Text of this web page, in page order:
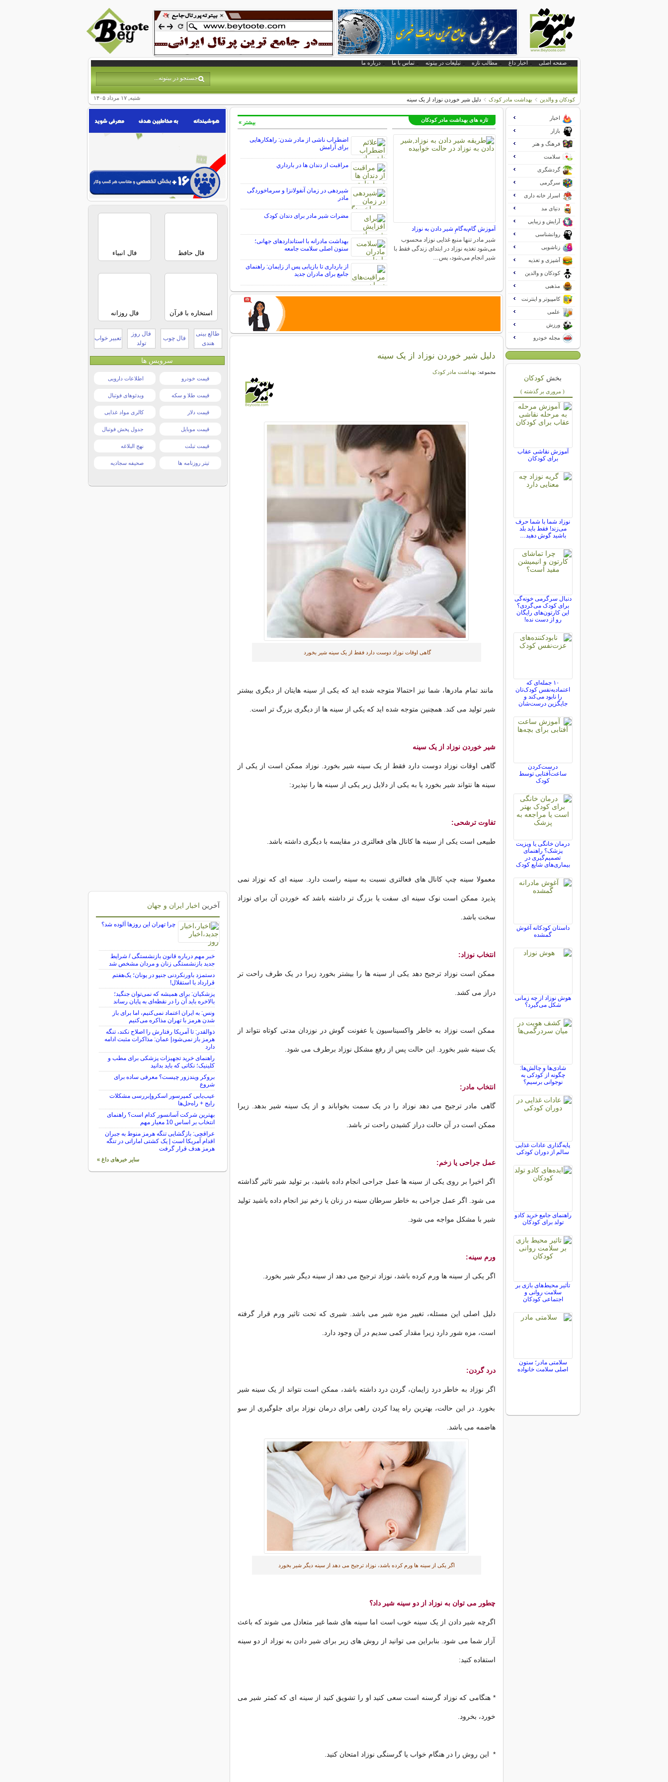
صفحه اصلی اخبار داغ مطالب تازه تبلیغات در بیتوته تماس با ما درباره ما
شنبه, ۱۷ مرداد ۱۴۰۵ کودکان و والدین بهداشت مادر کودک دلیل شیر خوردن نوزاد از یک سینه
تازه های بهداشت مادر کودکان
آموزش گام‌به‌گامِ شیر دادن به نوزاد
شیر مادر تنها منبع غذایی نوزاد محسوب
می‌شود تغذیه نوزاد در ابتدای زندگی فقط با
شیر انجام می‌شود، پس…
اضطراب ناشی از مادر شدن: راهکارهایی
برای آرامش
مراقبت از دندان‌ ها در بارداري
شیردهی در زمان آنفولانزا و سرماخوردگی
مادر
مضرات شیر مادر برای دندان کودک
بهداشت مادرانه با استانداردهای جهانی؛
ستون اصلی سلامت جامعه
از بارداری تا بازیابی پس از زایمان: راهنمای
جامع برای مادران جدید
بیشتر »
دلیل شیر خوردن نوزاد از یک سینه
مجموعه: بهداشت مادر کودک
گاهی اوقات نوزاد دوست دارد فقط از یک سینه شیر بخورد
مانند تمام مادرها، شما نیز احتمالا متوجه شده اید که یکی از سینه هایتان از دیگری بیشتر
شیر تولید می کند. همچنین متوجه شده اید که یکی از سینه ها از دیگری بزرگ تر است.
شیر خوردن نوزاد از یک سینه
گاهی اوقات نوزاد دوست دارد فقط از یک سینه شیر بخورد. نوزاد ممکن است از یکی از
سینه ها نتواند شیر بخورد یا به یکی از دلایل زیر یکی از سینه ها را نپذیرد:
تفاوت ترشحی:
طبیعی است یکی از سینه ها کانال های فعالتری در مقایسه با دیگری داشته باشد.
معمولا سینه چپ کانال های فعالتری نسبت به سینه راست دارد. سینه ای که نوزاد نمی
پذیرد ممکن است نوک سینه ای سفت یا بزرگ تر داشته باشد که خوردن آن برای نوزاد
سخت باشد.
انتخاب نوزاد:
ممکن است نوزاد ترجیح دهد یکی از سینه ها را بیشتر بخورد زیرا در یک طرف راحت تر
دراز می کشد.
ممکن است نوزاد به خاطر واکسیناسیون یا عفونت گوش در نوزدان مدتی کوتاه نتواند از
یک سینه شیر بخورد. این حالت پس از رفع مشکل نوزاد برطرف می شود.
انتخاب مادر:
گاهی مادر ترجیح می دهد نوزاد را در یک سمت بخواباند و از یک سینه شیر بدهد. زیرا
ممکن است در آن حالت دراز کشیدن راحت تر باشد.
عمل جراحی یا زخم:
اگر اخیرا بر روی یکی از سینه ها عمل جراحی انجام داده باشید، بر تولید شیر تاثیر گذاشته
می شود. اگر عمل جراحی به خاطر سرطان سینه در زنان یا زخم نیز انجام داده باشید تولید
شیر با مشکل مواجه می شود.
ورم سینه:
اگر یکی از سینه ها ورم کرده باشد، نوزاد ترجیح می دهد از سینه دیگر شیر بخورد.
دلیل اصلی این مسئله، تغییر مزه شیر می باشد. شیری که تحت تاثیر ورم قرار گرفته
است، مزه شور دارد زیرا مقدار کمی سدیم در آن وجود دارد.
درد گردن:
اگر نوزاد به خاطر درد زایمان، گردن درد داشته باشد، ممکن است نتواند از یک سینه شیر
بخورد. در این حالت، بهترین راه پیدا کردن راهی برای درمان نوزاد برای جلوگیری از سو
هاضمه می باشد.
اگر یکی از سینه ها ورم کرده باشد، نوزاد ترجیح می دهد از سینه دیگر شیر بخورد
چطور می توان به نوزاد از دو سینه شیر داد؟
اگرچه شیر دادن از یک سینه خوب است اما سینه های شما غیر متعادل می شوند که باعث
آزار شما می شود. بنابراین می توانید از روش های زیر برای شیر دادن به نوزاد از دو سینه
استفاده کنید:
* هنگامی که نوزاد گرسنه است سعی کنید او را تشویق کنید از سینه ای که کمتر شیر می
خورد، بخرود.
* این روش را در هنگام خواب یا گرسنگی نوزاد امتحان کنید.
اخبار
بازار
فرهنگ و هنر
سلامت
گردشگری
سرگرمی
اسرار خانه داری
دنیای مد
آرایش و زیبایی
روانشناسی
زناشویی
آشپزی و تغذیه
کودکان و والدین
مذهبی
کامپیوتر و اینترنت
علمی
ورزش
مجله خودرو
بخش کودکان
( مروری بر گذشته )
آموزش نقاشی عقاب
برای کودکان
نوزاد شما با شما حرف
می‌زند! فقط باید بلد
باشید گوش دهید…
دنبال سرگرمی خونه‌گی
برای کودک می‌گردی؟
این کارتون‌های رایگان
رو از دست نده!
۱۰ جمله‌ای که
اعتمادبه‌نفس کودک‌تان
را نابود می‌کند و
جایگزین درست‌شان
درست‌کردن
ساعت‌آفتابی توسط
کودک
درمان خانگی یا ویزیت
پزشک؟ راهنمای
تصمیم‌گیری در
بیماری‌های شایع کودک
داستان کودکانه آغوش
گمشده
هوش نوزاد از چه زمانی
شکل می‌گیرد؟
شادی‌ها و چالش‌ها:
چگونه از کودکی به
نوجوانی برسیم؟
پایه‌گذاری عادات غذایی
سالم از دوران کودکی
راهنمای جامع خرید کادو
تولد برای کودکان
تأثیر محیط‌های بازی بر
سلامت روانی و
اجتماعی کودکان
سلامتی مادر؛ ستون
اصلی سلامت خانواده
فال حافظ فال انبیاء
استخاره با قرآن فال روزانه
طالع بینی
هندی
فال چوب
فال روز
تولد
تعبیر خواب
سرویس ها
قیمت خودرو اطلاعات دارویی
قیمت طلا و سکه ویدئوهای فوتبال
قیمت دلار کالری مواد غذایی
قیمت موبایل جدول پخش فوتبال
قیمت تبلت نهج البلاغه
تیتر روزنامه ها صحیفه سجادیه
آخرین اخبار ایران و جهان
چرا تهران این روزها آلوده شد؟
خبر مهم درباره قانون بازنشستگی / شرایط
جدید بازنشستگی زنان و مردان مشخص شد
دستمزد باورنکردنی جنپو در یونان؛ یک‌هفتم
قرارداد با استقلال!
پزشکیان: برای همیشه که نمی‌توان جنگید؛
بالاخره باید آن را در نقطه‌ای به پایان رساند
ونس: به ایران اعتماد نمی‌کنیم، اما برای باز
شدن هرمز با تهران مذاکره می‌کنیم
ذوالقدر: تا آمریکا رفتارش را اصلاح نکند، تنگه
هرمز باز نمی‌شود| عمان: مذاکرات مثبت ادامه
دارد
راهنمای خرید تجهیزات پزشکی برای مطب و
کلینیک؛ نکاتی که باید بدانید
بروکر ویندزور چیست؟ معرفی ساده برای
شروع
عیب‌یابی کمپرسور اسکرو|بررسی مشکلات
رایج + راه‌حل‌ها
بهترین شرکت آسانسور کدام است؟ راهنمای
انتخاب بر اساس 10 معیار مهم
عراقچی: بازگشایی تنگه هرمز منوط به جبران
اقدام آمریکا است | یک کشتی اماراتی در تنگه
هرمز هدف قرار گرفت
سایر خبرهای داغ »